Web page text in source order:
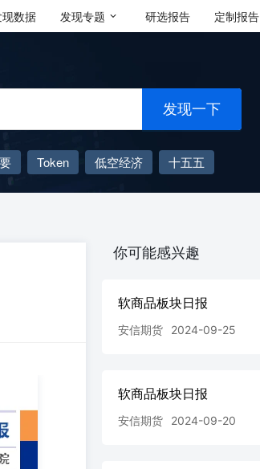
数据 发现专题 研选报告 定制报告
发现一下
Token 低空经济
十五五
你可能感兴趣
软商品板块日报
安信期货 2024-09-25
软商品板块日报
安信期货 2024-09-20